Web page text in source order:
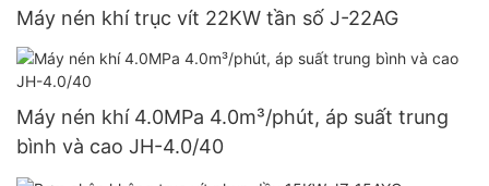
Máy nén khí trục vít 22KW tần số J-22AG
Máy nén khí 4.0MPa 4.0m³/phút, áp suất trung
bình và cao JH-4.0/40